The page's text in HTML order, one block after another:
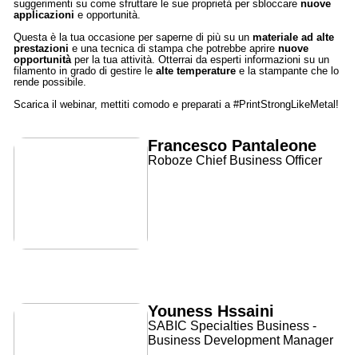
suggerimenti su come sfruttare le sue proprietà per sbloccare nuove
applicazioni e opportunità.
Questa è la tua occasione per saperne di più su un materiale ad alte
prestazioni e una tecnica di stampa che potrebbe aprire nuove
opportunitàper la tua attività. Otterrai da esperti informazioni su un
filamento in grado di gestire le alte temperaturee la stampante che lo
rende possibile.
Scarica il webinar, mettiti comodo e preparati a #PrintStrongLikeMetal!
Francesco Pantaleone
Roboze Chief Business Officer
Youness Hssaini
SABIC Specialties Business -
Business Development Manager